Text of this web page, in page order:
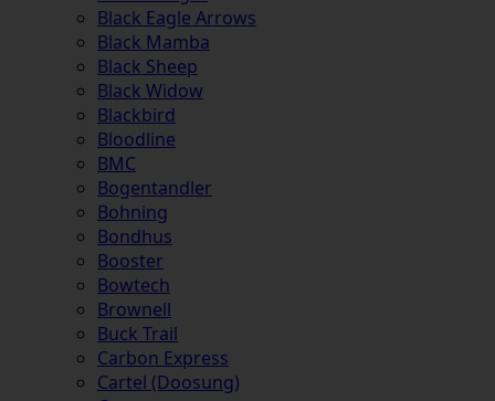
Black Eagle Arrows
Black Mamba
Black Sheep
Black Widow
Blackbird
Bloodline
BMC
Bogentandler
Bohning
Bondhus
Booster
Bowtech
Brownell
Buck Trail
Carbon Express
Cartel (Doosung)